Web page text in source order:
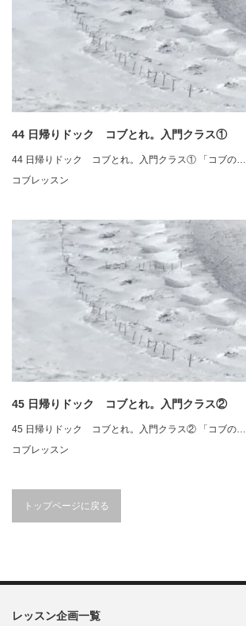
44 日帰りドック コブとれ。入門クラス①
44 日帰りドック コブとれ。入門クラス① 「コブの…
コブレッスン
45 日帰りドック コブとれ。入門クラス②
45 日帰りドック コブとれ。入門クラス② 「コブの…
コブレッスン
トップページに戻る
レッスン企画一覧